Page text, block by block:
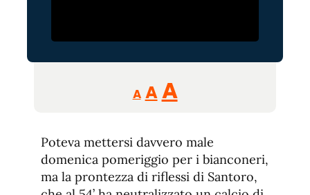
A
Reducir
tamaño
A Restablecer
fuente
AAumentar
de
fuente.
Poteva mettersi davvero male
domenica pomeriggio per i bianconeri,
ma la prontezza di riflessi di Santoro,